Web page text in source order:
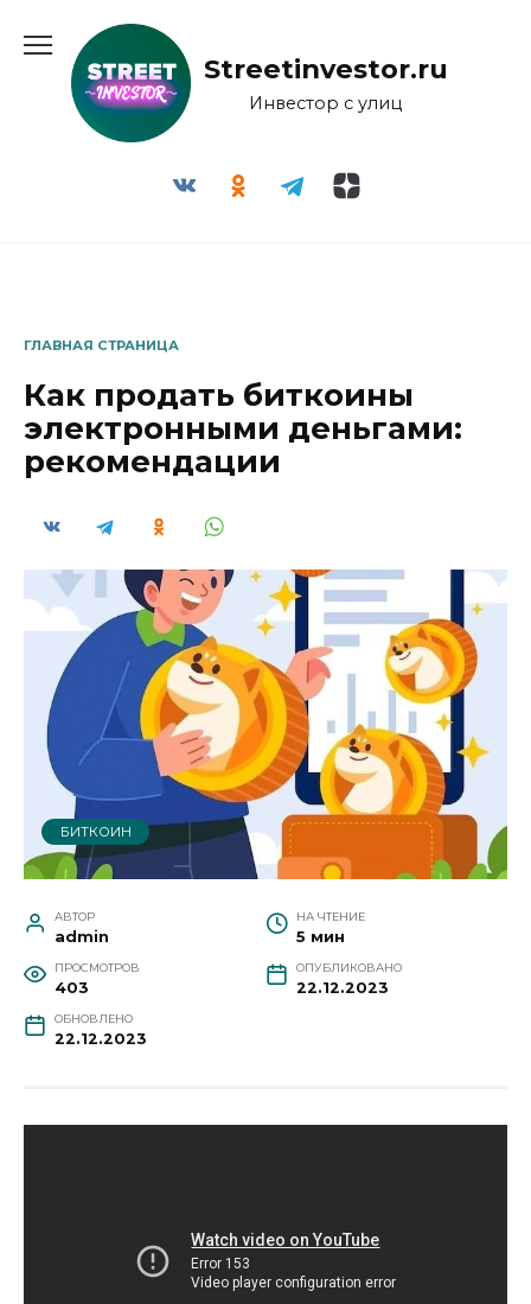
содержанию
Streetinvestor.ru
Инвестор с улиц
ГЛАВНАЯ СТРАНИЦА
Как продать биткоины
электронными деньгами:
рекомендации
БИТКОИН
АВТОР
admin
НА ЧТЕНИЕ
5 мин
ПРОСМОТРОВ
403
ОПУБЛИКОВАНО
22.12.2023
ОБНОВЛЕНО
22.12.2023